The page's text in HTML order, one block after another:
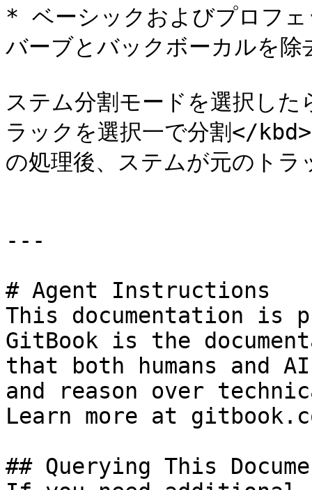
* ベーシックおよびプロフ
バーブとバックボーカルを除
ステム分割モードを選択し
ラックを選択一で分割</
の処理後、ステムが元のト
---
# Agent Instructions
This documentation is
GitBook is the
that both humans and
and reason over
Learn more at
## Querying This